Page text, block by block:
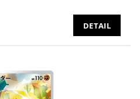
DETAIL